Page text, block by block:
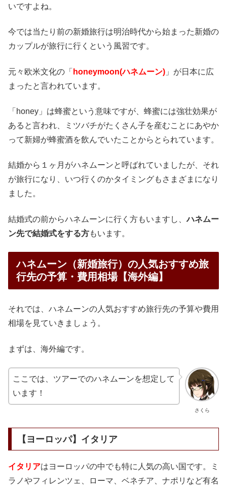
いですよね。
今では当たり前の新婚旅行は明治時代から始まった新婚の
カップルが旅行に行くという風習です。
元々欧米文化の「 honeymoon(ハネムーン) 」が日本に広
まったと言われています。
「honey」は蜂蜜という意味ですが、蜂蜜には強壮効果が
あると言われ、ミツバチがたくさん子を産むことにあやか
って新婦が蜂蜜酒を飲んでいたことからとられています。
結婚から１ヶ月がハネムーンと呼ばれていましたが、それ
が旅行になり、いつ行くのかタイミングもさまざまになり
ました。
結婚式の前からハネムーンに行く方もいますし、ハネムー
ン先で結婚式をする方もいます。
ハネムーン（新婚旅行）の人気おすすめ旅
行先の予算・費用相場【海外編】
それでは、ハネムーンの人気おすすめ旅行先の予算や費用
相場を見ていきましょう。
まずは、海外編です。
さくら
ここでは、ツアーでのハネムーンを想定して
います！
【ヨーロッパ】イタリア
イタリアはヨーロッパの中でも特に人気の高い国です。ミ
ラノやフィレンツェ、ローマ、ベネチア、ナポリなど有名